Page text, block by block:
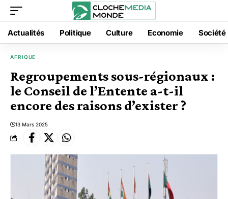
Actualités Politique Culture Economie Société
AFRIQUE
Regroupements sous-régionaux :
le Conseil de l’Entente a-t-il
encore des raisons d’exister ?
13 Mars 2025